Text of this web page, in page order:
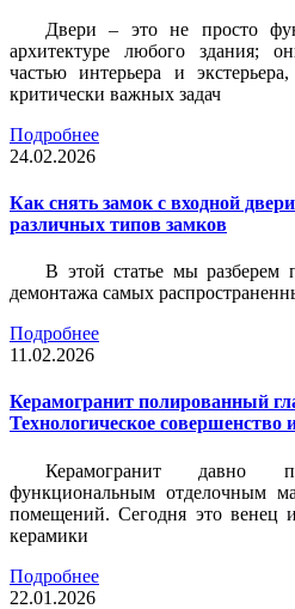
Двери – это не просто
архитектуре любого здания;
частью интерьера и
критически важных задач
Подробнее
24.02.2026
Как снять замок с входной
различных типов замков
В этой статье мы разберем
демонтажа самых
Подробнее
11.02.2026
Керамогранит полированный
Технологическое совершенство
Керамогранит давно
функциональным отделочным
помещений. Сегодня это венец
керамики
Подробнее
22.01.2026